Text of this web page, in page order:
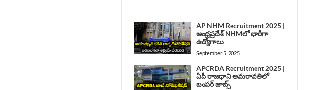
AP NHM Recruitment 2025 |
ఆంధ్రప్రదేశ్ NHMలో భారీగా
ఉద్యోగాలు
September 5, 2025
APCRDA Recruitment 2025 |
ఏపీ రాజధాని అమరావతిలో
బంపర్ జాబ్స్